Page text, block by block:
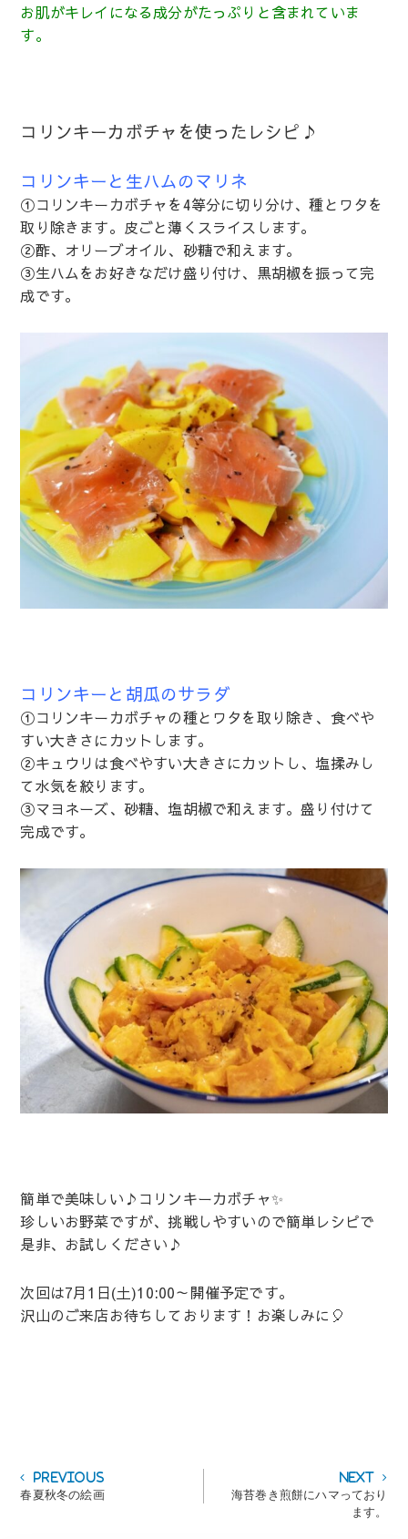
お肌がキレイになる成分がたっぷりと含まれていま
す。
コリンキーカボチャを使ったレシピ♪
コリンキーと生ハムのマリネ
①コリンキーカボチャを4等分に切り分け、種とワタを
取り除きます。皮ごと薄くスライスします。
②酢、オリーブオイル、砂糖で和えます。
③生ハムをお好きなだけ盛り付け、黒胡椒を振って完
成です。
コリンキーと胡瓜のサラダ
①コリンキーカボチャの種とワタを取り除き、食べや
すい大きさにカットします。
②キュウリは食べやすい大きさにカットし、塩揉みし
て水気を絞ります。
③マヨネーズ、砂糖、塩胡椒で和えます。盛り付けて
完成です。
簡単で美味しい♪コリンキーカボチャ✨
珍しいお野菜ですが、挑戦しやすいので簡単レシピで
是非、お試しください♪
次回は7月1日(土)10:00～開催予定です。
沢山のご来店お待ちしております！お楽しみに🎈
投
稿
PreviousPrevious
post:
春夏秋冬の絵画
Next
post:
海苔巻き煎餅にハマっており
ます。